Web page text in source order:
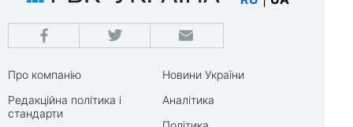
Про компанію
Редакційна політика і
стандарти
Новини України
Аналітика